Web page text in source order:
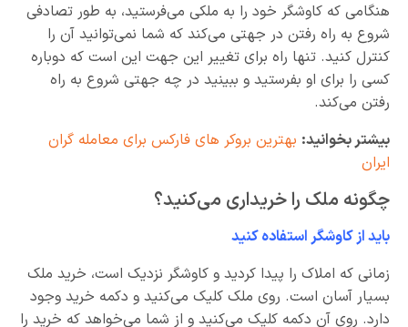
هنگامی که کاوشگر خود را به ملکی می‌فرستید، به طور تصادفی
شروع به راه رفتن در جهتی می‌کند که شما نمی‌توانید آن را
کنترل کنید. تنها راه برای تغییر این جهت این است که دوباره
کسی را برای او بفرستید و ببینید در چه جهتی شروع به راه
رفتن می‌کند.
بیشتر بخوانید: بهترین بروکر های فارکس برای معامله گران
ایران
چگونه ملک را خریداری می‌کنید؟
باید از کاوشگر استفاده کنید
زمانی که املاک را پیدا کردید و کاوشگر نزدیک است، خرید ملک
بسیار آسان است. روی ملک کلیک می‌کنید و دکمه خرید وجود
دارد. روی آن دکمه کلیک می‌کنید و از شما می‌خواهد که خرید را